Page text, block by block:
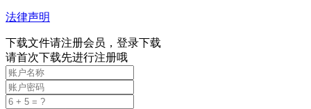
法律声明
下载文件请注册会员，登录下载
请首次下载先进行注册哦